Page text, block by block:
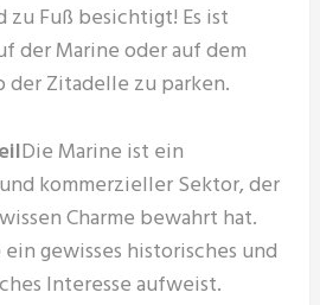
zu Fuß besichtigt! Es ist
der Marine oder auf dem
der Zitadelle zu parken.
Die Marine ist ein
kommerzieller Sektor, der
Charme bewahrt hat.
ein gewisses historisches und
Interesse aufweist.